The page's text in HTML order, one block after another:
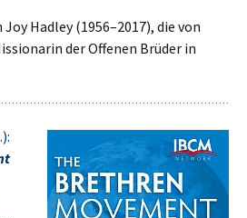
Hadley (1956–2017), die von
der Offenen Brüder in